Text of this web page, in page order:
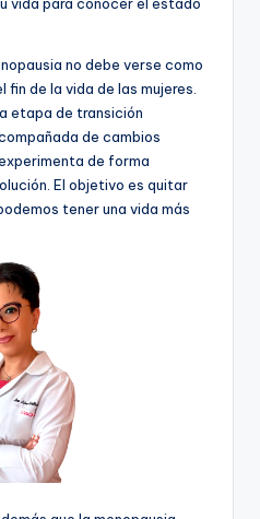
no debe verse como
de la vida de las mujeres.
etapa de transición
de cambios
de forma
El objetivo es quitar
tener una vida más